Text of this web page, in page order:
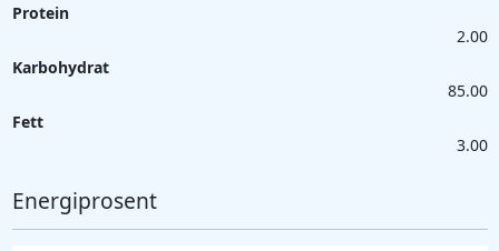
Protein
2.00
Karbohydrat
85.00
Fett
3.00
Energiprosent